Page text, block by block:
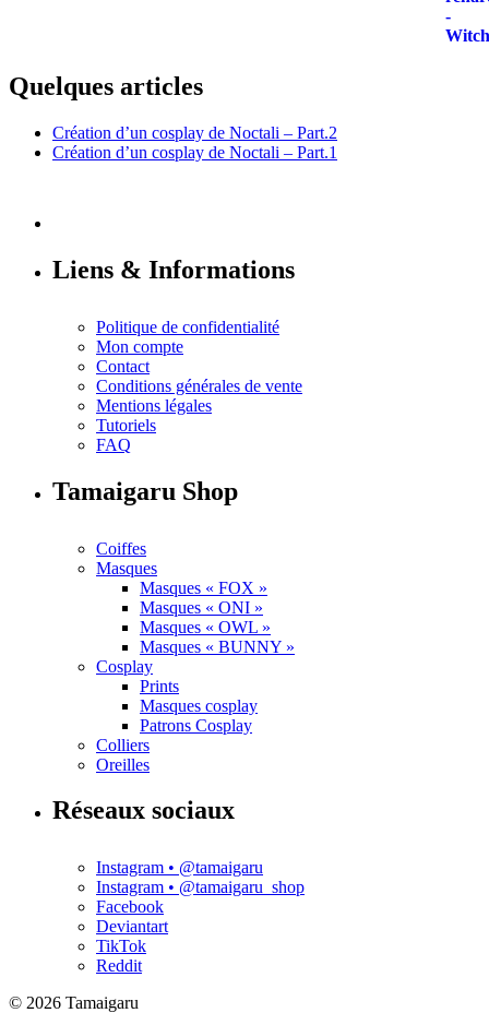
Quelques articles
Création d’un cosplay de Noctali – Part.2
Création d’un cosplay de Noctali – Part.1
Liens & Informations
Politique de confidentialité
Mon compte
Contact
Conditions générales de vente
Mentions légales
Tutoriels
FAQ
Tamaigaru Shop
Coiffes
Masques
Masques « FOX »
Masques « ONI »
Masques « OWL »
Masques « BUNNY »
Cosplay
Prints
Masques cosplay
Patrons Cosplay
Colliers
Oreilles
Réseaux sociaux
Instagram • @tamaigaru
Instagram • @tamaigaru_shop
Facebook
Deviantart
TikTok
Reddit
© 2026 Tamaigaru